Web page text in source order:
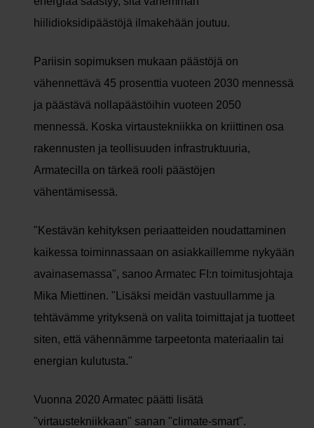
hiilidioksidipäästöjä ilmakehään joutuu.
Pariisin sopimuksen mukaan päästöjä on
vähennettävä 45 prosenttia vuoteen 2030 mennessä
ja päästävä nollapäästöihin vuoteen 2050
mennessä. Koska virtaustekniikka on kriittinen osa
rakennusten ja teollisuuden infrastruktuuria,
Armatecilla on tärkeä rooli päästöjen
vähentämisessä.
"Kestävän kehityksen periaatteiden noudattaminen
kaikessa toiminnassaan on asiakkaillemme nykyään
avainasemassa", sanoo Armatec FI:n toimitusjohtaja
Mika Miettinen. "Lisäksi meidän vastuullamme ja
tehtävämme yrityksenä on valita toimittajat ja tuotteet
siten, että vähennämme tarpeetonta materiaalin tai
energian kulutusta."
Vuonna 2020 Armatec päätti lisätä
"virtaustekniikkaan" sanan "climate-smart".